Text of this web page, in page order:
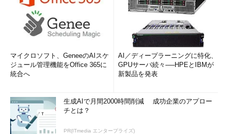
マイクロソフト、GeneeのAIスケ
ジュール管理機能をOffice 365に
統合へ
AI／ディープラーニングに特化、
GPUサーバ続々──HPEとIBMが
新製品を発表
生成AIで月間2000時間削減 成功企業のアプロー
チとは？
PR(ITmedia エンタープライズ)